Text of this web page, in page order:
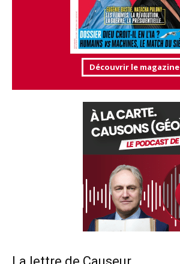
Découvrir le magazine